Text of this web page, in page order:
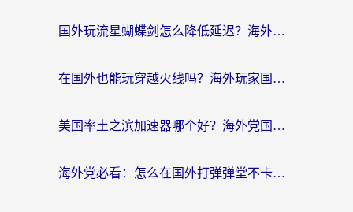
国外玩流星蝴蝶剑怎么降低延迟？海外党必看的加速秘籍（含欧洲鸣潮&彩虹岛优化攻略）
在国外也能玩穿越火线吗？海外玩家国服游戏畅玩终极指南
美国率土之滨加速器哪个好？海外党国服游戏畅玩终极指南（附多游戏解决方案）
海外党必看：怎么在国外打弹弹堂不卡？番茄加速器亲测指南